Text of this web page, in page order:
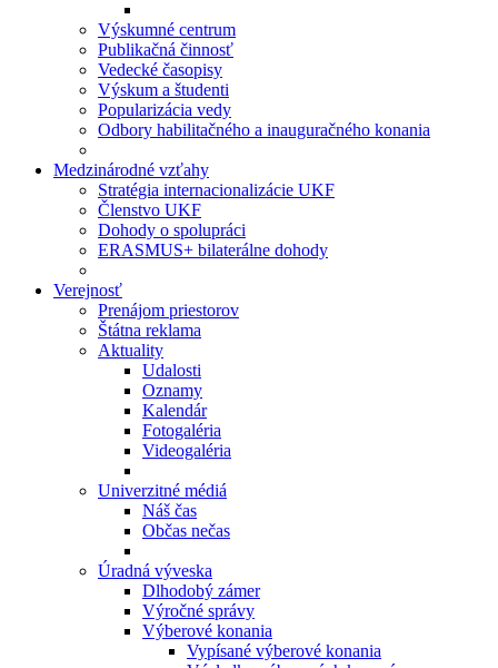
Výskumné centrum
Publikačná činnosť
Vedecké časopisy
Výskum a študenti
Popularizácia vedy
Odbory habilitačného a inauguračného konania
Medzinárodné vzťahy
Stratégia internacionalizácie UKF
Členstvo UKF
Dohody o spolupráci
ERASMUS+ bilaterálne dohody
Verejnosť
Prenájom priestorov
Štátna reklama
Aktuality
Udalosti
Oznamy
Kalendár
Fotogaléria
Videogaléria
Univerzitné médiá
Náš čas
Občas nečas
Úradná výveska
Dlhodobý zámer
Výročné správy
Výberové konania
Vypísané výberové konania